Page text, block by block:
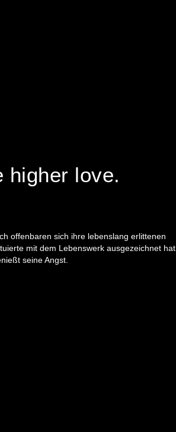
higher love.
offenbaren sich ihre lebenslang erlittenen
mit dem Lebenswerk ausgezeichnet hat,
seine Angst.